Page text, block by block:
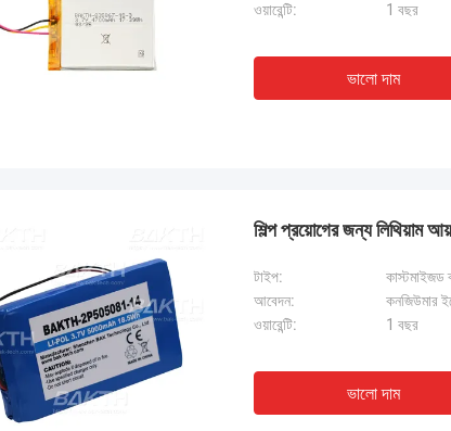
ওয়ারেন্টি:
1 বছর
ভালো দাম
শিল্প প্রয়োগের জন্য
টাইপ:
কাস্টমাইজড
আবেদন:
কনজিউমার
ওয়ারেন্টি:
1 বছর
ভালো দাম